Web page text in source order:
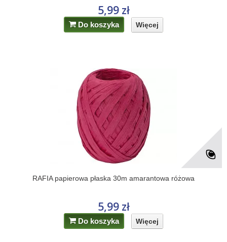
5,99 zł
Do koszyka Więcej
RAFIA papierowa płaska 30m amarantowa różowa
5,99 zł
Do koszyka Więcej